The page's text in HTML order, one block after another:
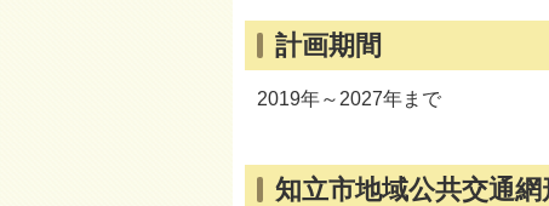
計画期間
2019年～2027年まで
知立市地域公共交通